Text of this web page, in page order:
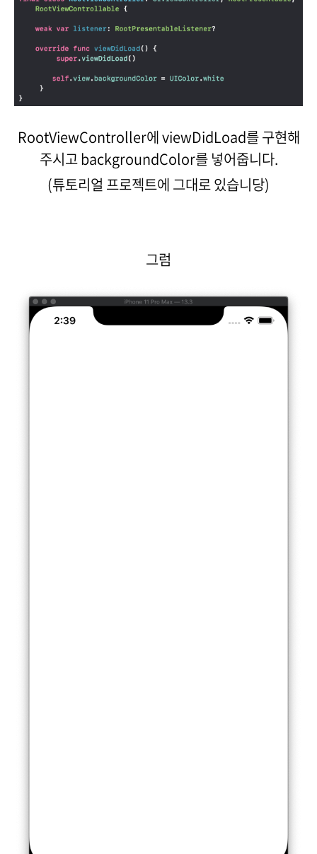
RootViewController에 viewDidLoad를 구현해
주시고 backgroundColor를 넣어줍니다.
(튜토리얼 프로젝트에 그대로 있습니당)
그럼